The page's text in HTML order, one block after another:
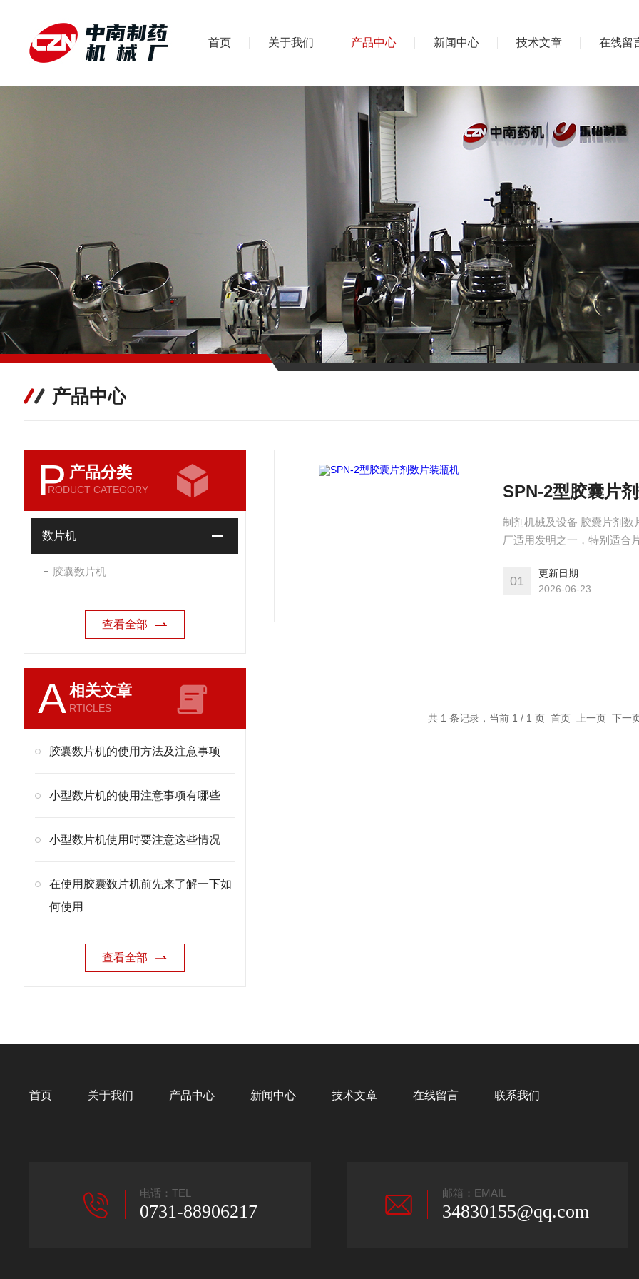
首页 关于我们 产品中心 新闻中心 技术文章 在线留
产品中心
P 产品分类
RODUCT CATEGORY
数片机
胶囊数片机
查看全部
A相关文章
RTICLES
胶囊数片机的使用方法及注意事项
小型数片机的使用注意事项有哪些
小型数片机使用时要注意这些情况
在使用胶囊数片机前先来了解一下如
何使用
查看全部
SPN-2型胶囊片
制剂机械及设备 胶囊片剂数
厂适用发明之一，特别适合
01
更新日期
2026-06-23
共 1 条记录，当前 1 / 1 页 首页 上一页 下一
首页 关于我们 产品中心 新闻中心 技术文章 在线留言 联系我们
电话：TEL
0731-88906217
邮箱：EMAIL
34830155@qq.com